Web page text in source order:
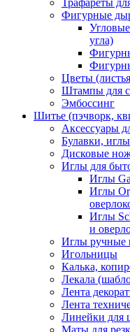
Трафареты
Фигурные
угла)
Цветы
Штампы для
Эмбоссинг
Шитье (пэчворк,
Аксессуары
Булавки,
Дисковые
Иглы для
Иглы
Иглы
Иглы
и
Иглы ручные
Игольницы
Калька,
Лекала
Лента
Лента
Линейки для
Маты для